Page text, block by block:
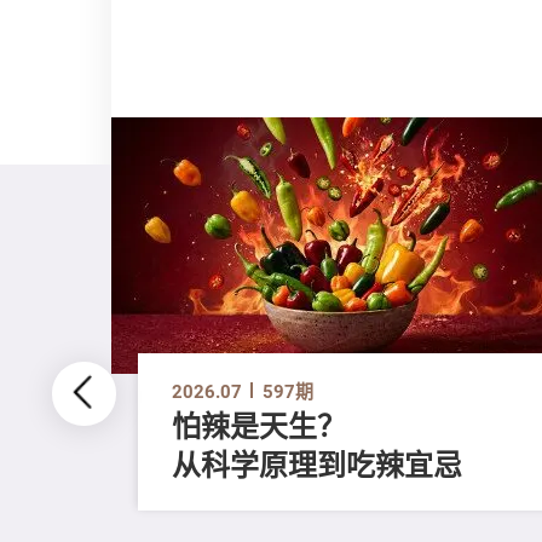
2026.07 597期
怕辣是天生？
从科学原理到吃辣宜忌